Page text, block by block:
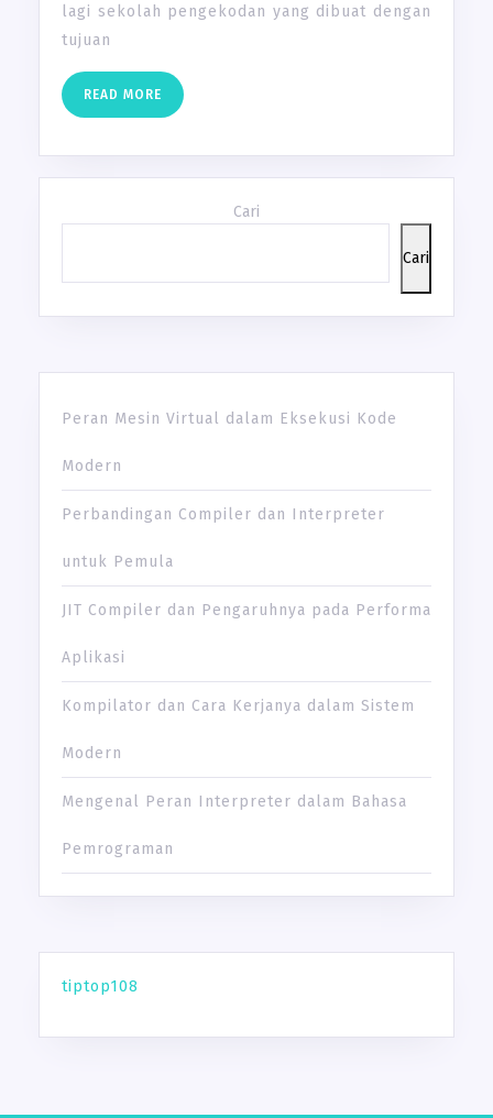
lagi sekolah pengekodan yang dibuat dengan
tujuan
READ MORE READ
MORE
Cari
Cari
Peran Mesin Virtual dalam Eksekusi Kode
Modern
Perbandingan Compiler dan Interpreter
untuk Pemula
JIT Compiler dan Pengaruhnya pada Performa
Aplikasi
Kompilator dan Cara Kerjanya dalam Sistem
Modern
Mengenal Peran Interpreter dalam Bahasa
Pemrograman
tiptop108